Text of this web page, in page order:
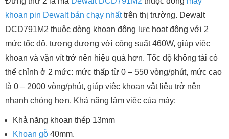
khoan pin Dewalt bán chạy nhấttrên thị trường. Dewalt
DCD791M2 thuộc dòng khoan động lực hoạt động với 2
mức tốc độ, tương đương với công suất 460W, giúp việc
khoan và vặn vít trở nên hiệu quả hơn. Tốc độ không tải có
thể chỉnh ở 2 mức: mức thấp từ 0 – 550 vòng/phút, mức cao
là 0 – 2000 vòng/phút, giúp việc khoan vật liệu trở nên
nhanh chóng hơn. Khả năng làm việc của máy:
Khả năng khoan thép 13mm
Khoan gỗ 40mm.